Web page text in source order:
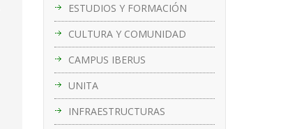
ESTUDIOS Y FORMACIÓN
CULTURA Y COMUNIDAD
CAMPUS IBERUS
UNITA
INFRAESTRUCTURAS